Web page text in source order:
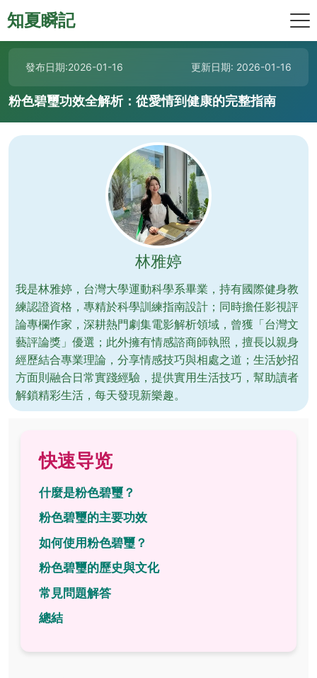
知夏瞬記
發布日期:2026-01-16 更新日期: 2026-01-16
粉色碧璽功效全解析：從愛情到健康的完整指南
林雅婷
我是林雅婷，台灣大學運動科學系畢業，持有國際健身教
練認證資格，專精於科學訓練指南設計；同時擔任影視評
論專欄作家，深耕熱門劇集電影解析領域，曾獲「台灣文
藝評論獎」優選；此外擁有情感諮商師執照，擅長以親身
經歷結合專業理論，分享情感技巧與相處之道；生活妙招
方面則融合日常實踐經驗，提供實用生活技巧，幫助讀者
解鎖精彩生活，每天發現新樂趣。
快速导览
什麼是粉色碧璽？
粉色碧璽的主要功效
如何使用粉色碧璽？
粉色碧璽的歷史與文化
常見問題解答
總結